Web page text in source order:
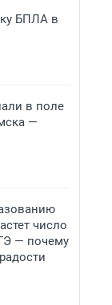
БПЛА в
в поле
—
число
— почему